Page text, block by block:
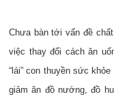
Chưa bàn tới vấn đề
việc thay đổi cách ăn
“lái” con thuyền sức
giảm ăn đồ nướng, đồ